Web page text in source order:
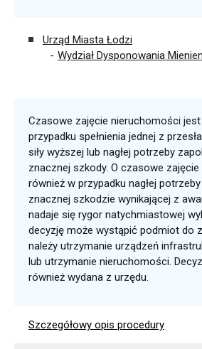
Urząd Miasta Łodzi
Wydział Dysponowania
Czasowe zajęcie nieruchomości
przypadku spełnienia jednej z
siły wyższej lub nagłej potrzeby
znacznej szkody. O czasowe
również w przypadku nagłej
znacznej szkodzie wynikającej z
nadaje się rygor natychmiastowej
decyzję może wystąpić podmiot do
należy utrzymanie urządzeń
lub utrzymanie nieruchomości.
również wydana z urzędu.
Szczegółowy opis procedury